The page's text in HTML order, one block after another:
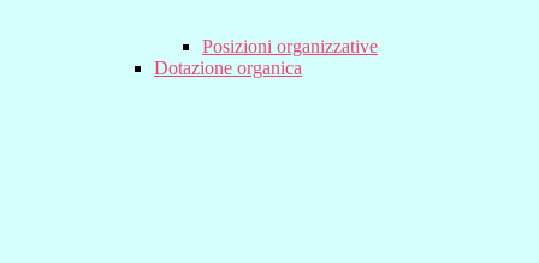
Posizioni organizzative
Dotazione organica